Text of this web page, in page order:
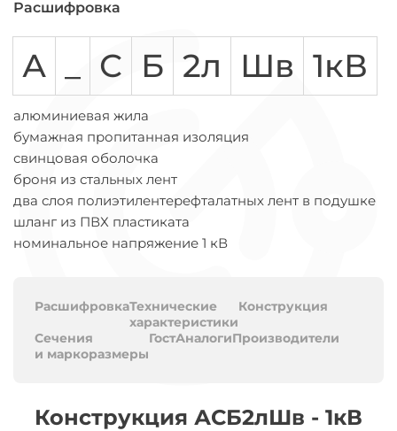
Расшифровка
А С Б 2л Шв 1кВ
алюминиевая жила
бумажная пропитанная изоляция
свинцовая оболочка
броня из стальных лент
два слоя полиэтилентерефталатных лент в подушке
шланг из ПВХ пластиката
номинальное напряжение 1 кВ
РасшифровкаТехнические
характеристики
Конструкция
Сечения
и маркоразмеры
ГостАналогиПроизводители
Конструкция АСБ2лШв - 1кВ